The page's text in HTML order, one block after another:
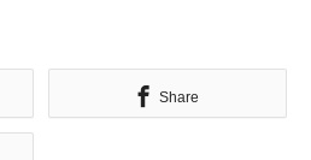
題解決コミュニティ【北海道オ
Share